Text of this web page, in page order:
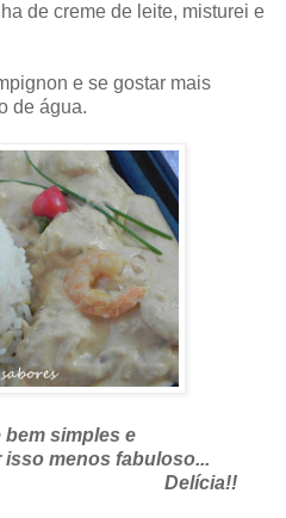
de creme de leite, misturei e
e se gostar mais
de água.
simples e
menos fabuloso...